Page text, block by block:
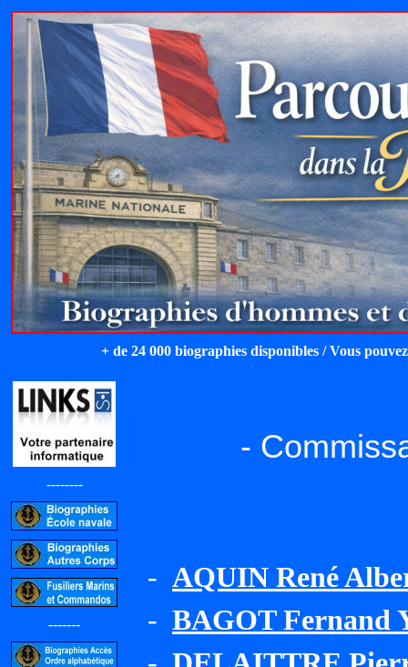
+ de 24 000 biographies disponibles / Vous
--------
-------
-
- AQUIN René
- BAGOT Fernand